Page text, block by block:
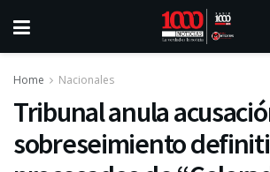
Home Nacionales
Tribunal anula
sobreseimiento